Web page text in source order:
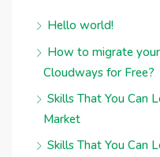
Hello world!
How to migrate
Cloudways for Free?
Skills That You Can
Market
Skills That You Can